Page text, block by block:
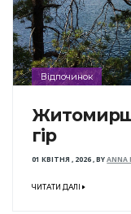
Відпочинок
гір
01 КВІТНЯ , 2026,BYANNA
ЧИТАТИ ДАЛІ